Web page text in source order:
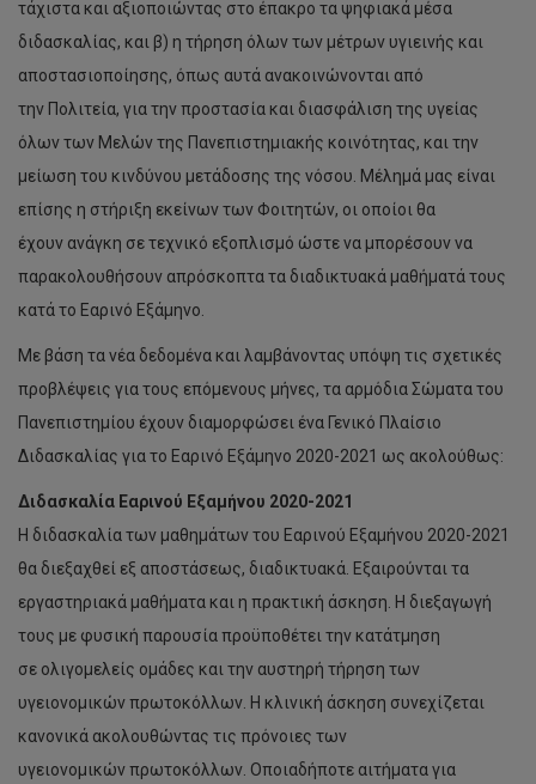
τάχιστα και αξιοποιώντας στο έπακρο τα ψηφιακά μέσα
διδασκαλίας, και β) η τήρηση όλων των μέτρων υγιεινής και
αποστασιοποίησης, όπως αυτά ανακοινώνονται από
την Πολιτεία, για την προστασία και διασφάλιση της υγείας
όλων των Μελών της Πανεπιστημιακής κοινότητας, και την
μείωση του κινδύνου μετάδοσης της νόσου. Μέλημά μας είναι
επίσης η στήριξη εκείνων των Φοιτητών, οι οποίοι θα
έχουν ανάγκη σε τεχνικό εξοπλισμό ώστε να μπορέσουν να
παρακολουθήσουν απρόσκοπτα τα διαδικτυακά μαθήματά τους
κατά το Εαρινό Εξάμηνο.
Με βάση τα νέα δεδομένα και λαμβάνοντας υπόψη τις σχετικές
προβλέψεις για τους επόμενους μήνες, τα αρμόδια Σώματα του
Πανεπιστημίου έχουν διαμορφώσει ένα Γενικό Πλαίσιο
Διδασκαλίας για το Εαρινό Εξάμηνο 2020-2021 ως ακολούθως:
Διδασκαλία Εαρινού Εξαμήνου 2020-2021
Η διδασκαλία των μαθημάτων του Εαρινού Εξαμήνου 2020-2021
θα διεξαχθεί εξ αποστάσεως, διαδικτυακά. Εξαιρούνται τα
εργαστηριακά μαθήματα και η πρακτική άσκηση. Η διεξαγωγή
τους με φυσική παρουσία προϋποθέτει την κατάτμηση
σε ολιγομελείς ομάδες και την αυστηρή τήρηση των
υγειονομικών πρωτοκόλλων. Η κλινική άσκηση συνεχίζεται
κανονικά ακολουθώντας τις πρόνοιες των
υγειονομικών πρωτοκόλλων. Οποιαδήποτε αιτήματα για